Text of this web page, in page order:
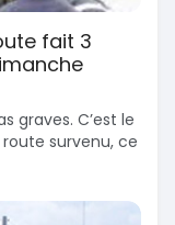
fait 3
graves. C’est le
survenu, ce